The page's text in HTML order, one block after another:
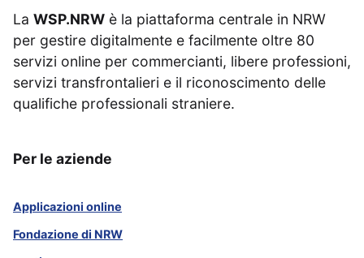
La WSP.NRW è la piattaforma centrale in NRW
per gestire digitalmente e facilmente oltre 80
servizi online per commercianti, libere professioni,
servizi transfrontalieri e il riconoscimento delle
qualifiche professionali straniere.
Per le aziende
Applicazioni online
Fondazione di NRW